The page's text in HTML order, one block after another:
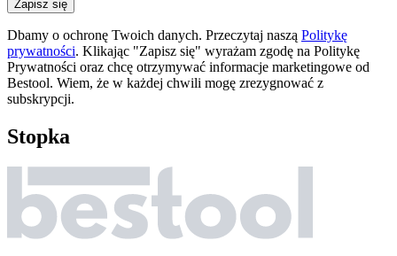
Zapisz się
Dbamy o ochronę Twoich danych. Przeczytaj naszą Politykę
prywatności. Klikając "Zapisz się" wyrażam zgodę na Politykę
Prywatności oraz chcę otrzymywać informacje marketingowe od
Bestool. Wiem, że w każdej chwili mogę zrezygnować z
subskrypcji.
Stopka